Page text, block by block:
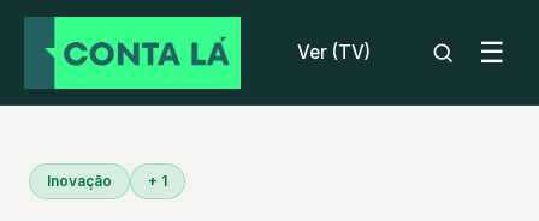
Ver (TV) ☰
Inovação + 1